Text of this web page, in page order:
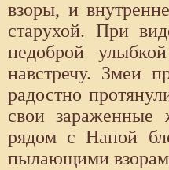
взоры, и
старухой. При
недоброй
навстречу. Змеи
радостно
свои зараженные
рядом с Наной
пылающими